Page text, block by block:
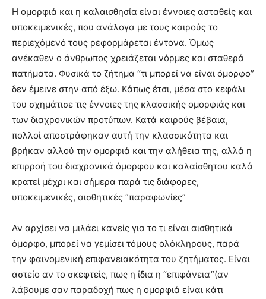
Η ομορφιά και η καλαισθησία είναι έννοιες ασταθείς και
υποκειμενικές, που ανάλογα με τους καιρούς το
περιεχόμενό τους ρεφορμάρεται έντονα. Όμως
ανέκαθεν ο άνθρωπος χρειάζεται νόρμες και σταθερά
πατήματα. Φυσικά το ζήτημα “τι μπορεί να είναι όμορφο”
δεν έμεινε στην από έξω. Κάπως έτσι, μέσα στο κεφάλι
του σχημάτισε τις έννοιες της κλασσικής ομορφιάς και
των διαχρονικών προτύπων. Κατά καιρούς βέβαια,
πολλοί αποστράφηκαν αυτή την κλασσικότητα και
βρήκαν αλλού την ομορφιά και την αλήθεια της, αλλά η
επιρροή του διαχρονικά όμορφου και καλαίσθητου καλά
κρατεί μέχρι και σήμερα παρά τις διάφορες,
υποκειμενικές, αισθητικές “παραφωνίες”
Αν αρχίσει να μιλάει κανείς για το τι είναι αισθητικά
όμορφο, μπορεί να γεμίσει τόμους ολόκληρους, παρά
την φαινομενική επιφανειακότητα του ζητήματος. Είναι
αστείο αν το σκεφτείς, πως η ίδια η “επιφάνεια”(αν
λάβουμε σαν παραδοχή πως η ομορφιά είναι κάτι